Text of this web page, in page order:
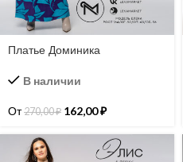
Платье Доминика
В наличии
От270,00₽ 162,00₽